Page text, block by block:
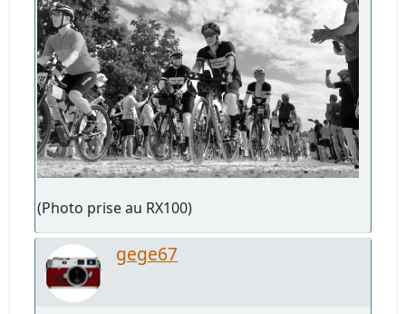
(Photo prise au RX100)
gege67